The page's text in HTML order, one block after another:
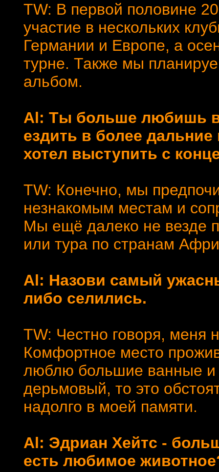
TW: В первой половине
участие в нескольких
Германии и Европе, а
турне. Также мы
альбом.
Al: Ты больше любишь
ездить в более
хотел выступить с
TW: Конечно, мы
незнакомым местам и
Мы ещё далеко не везде
или тура по странам
Al: Назови самый
либо селились.
TW: Честно говоря, меня
Комфортное место
люблю большие ванные и
дерьмовый, то это
надолго в моей памяти.
Al: Эдриан Хейтс -
есть любимое